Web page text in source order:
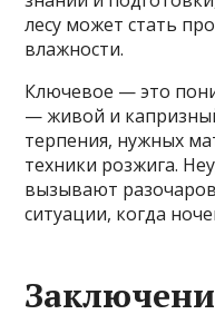
лесу может стать
влажности.
Ключевое — это
— живой и
терпения, нужных
техники розжига.
вызывают
ситуации, когда